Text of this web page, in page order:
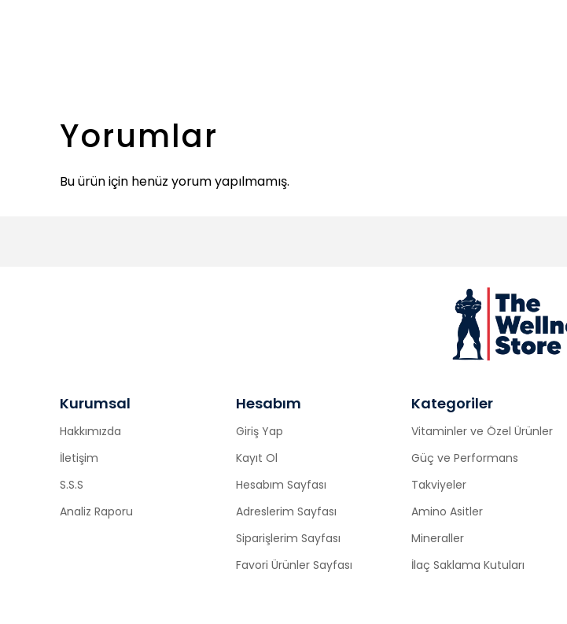
Yorumlar
Bu ürün için henüz yorum yapılmamış.
Kurumsal
Hakkımızda
İletişim
S.S.S
Analiz Raporu
Hesabım
Giriş Yap
Kayıt Ol
Hesabım Sayfası
Adreslerim Sayfası
Siparişlerim Sayfası
Favori Ürünler Sayfası
Kategoriler
Vitaminler ve Özel Ürünler
Güç ve Performans
Takviyeler
Amino Asitler
Mineraller
İlaç Saklama Kutuları